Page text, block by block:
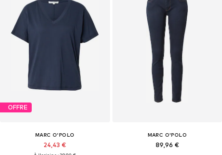
OFFRE
MARC O'POLO
24,43 €
MARC O'POLO
89,96 €